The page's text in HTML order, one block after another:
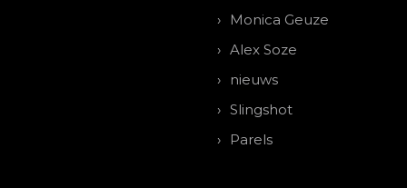
Monica Geuze
Alex Soze
nieuws
Slingshot
Parels